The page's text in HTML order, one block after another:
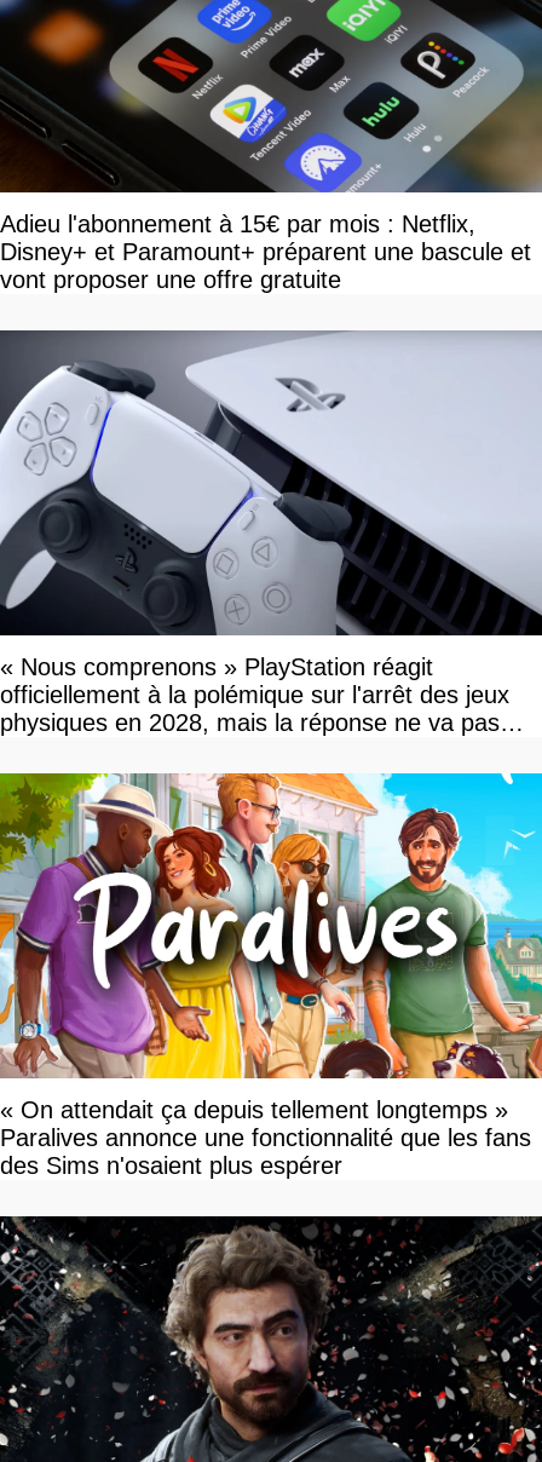
Adieu l'abonnement à 15€ par mois : Netflix,
Disney+ et Paramount+ préparent une bascule et
vont proposer une offre gratuite
« Nous comprenons » PlayStation réagit
officiellement à la polémique sur l'arrêt des jeux
physiques en 2028, mais la réponse ne va pas
« On attendait ça depuis tellement longtemps »
Paralives annonce une fonctionnalité que les fans
des Sims n'osaient plus espérer